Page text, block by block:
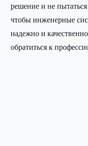
решение и не
чтобы инженерные
надежно и
обратиться к